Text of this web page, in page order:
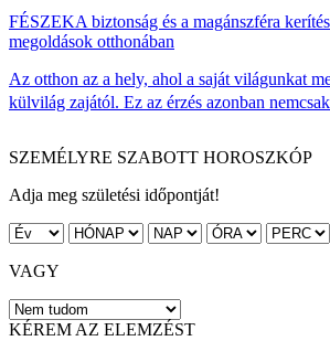
FÉSZEKA biztonság és a magánszféra
megoldások otthonában
Az otthon az a hely, ahol a saját világunkat
külvilág zajától. Ez az érzés azonban
SZEMÉLYRE SZABOTT HOROSZKÓP
Adja meg születési időpontját!
VAGY
KÉREM AZ ELEMZÉST